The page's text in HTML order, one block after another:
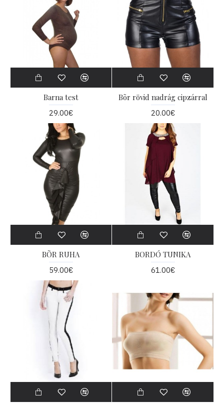
Barna test
29.00€
Bõr rövid nadrág cipzárral
20.00€
BÕR RUHA
59.00€
BORDÓ TUNIKA
61.00€